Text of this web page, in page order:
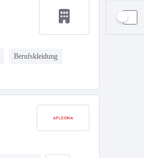
Berufskleidung